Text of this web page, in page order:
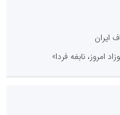
ایران
امروز، نابغه فردا»